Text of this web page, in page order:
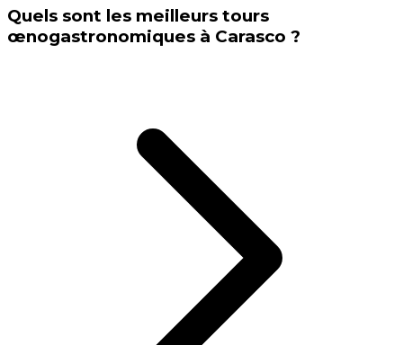
Quels sont les meilleurs tours
œnogastronomiques à Carasco ?